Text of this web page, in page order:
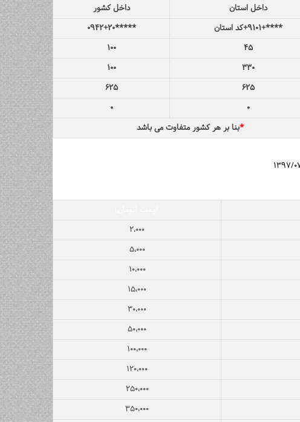
داخل استان
داخل کشور
****+۹۱۰۱+کد استان
*****۰۹۴۲+۲۰
۴۵
۱۰۰
۳۳۰
۱۰۰
۶۲۵
۶۲۵
۰
۰
*بنا بر هر کشور متفاوت می باشد
۲،۰۰۰
۵،۰۰۰
۱۰،۰۰۰
۱۵،۰۰۰
۳۰،۰۰۰
۵۰،۰۰۰
۱۰۰،۰۰۰
۱۲۰،۰۰۰
۲۵۰،۰۰۰
۳۵۰،۰۰۰